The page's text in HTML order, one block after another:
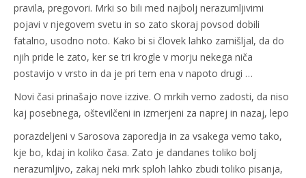
pravila, pregovori. Mrki so bili med najbolj nerazumljivimi
pojavi v njegovem svetu in so zato skoraj povsod dobili
fatalno, usodno noto. Kako bi si človek lahko zamišljal, da do
njih pride le zato, ker se tri krogle v morju nekega niča
postavijo v vrsto in da je pri tem ena v napoto drugi …
Novi časi prinašajo nove izzive. O mrkih vemo zadosti, da niso
kaj posebnega, oštevilčeni in izmerjeni za naprej in nazaj, lepo
porazdeljeni v Sarosova zaporedja in za vsakega vemo tako,
kje bo, kdaj in koliko časa. Zato je dandanes toliko bolj
nerazumljivo, zakaj neki mrk sploh lahko zbudi toliko pisanja,